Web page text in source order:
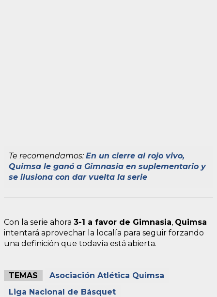
Te recomendamos:En un cierre al rojo vivo,
Quimsa le ganó a Gimnasia en suplementario y
se ilusiona con dar vuelta la serie
Con la serie ahora 3-1 a favor de Gimnasia, Quimsa
intentará aprovechar la localía para seguir forzando
una definición que todavía está abierta.
TEMAS
Asociación Atlética Quimsa
Liga Nacional de Básquet